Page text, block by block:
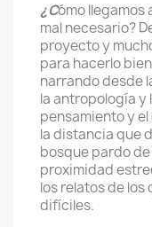
¿Cómo llegamos
mal necesario?
proyecto y
para hacerlo
narrando desde
la antropología y
pensamiento y
la distancia que
bosque pardo
proximidad
los relatos de
difíciles.